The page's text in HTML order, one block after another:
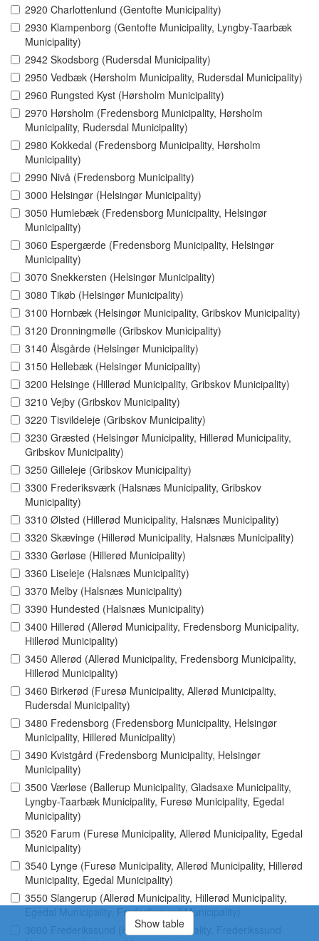
2920 Charlottenlund (Gentofte Municipality)
2930 Klampenborg (Gentofte Municipality, Lyngby-Taarbæk
Municipality)
2942 Skodsborg (Rudersdal Municipality)
2950 Vedbæk (Hørsholm Municipality, Rudersdal Municipality)
2960 Rungsted Kyst (Hørsholm Municipality)
2970 Hørsholm (Fredensborg Municipality, Hørsholm
Municipality, Rudersdal Municipality)
2980 Kokkedal (Fredensborg Municipality, Hørsholm
Municipality)
2990 Nivå (Fredensborg Municipality)
3000 Helsingør (Helsingør Municipality)
3050 Humlebæk (Fredensborg Municipality, Helsingør
Municipality)
3060 Espergærde (Fredensborg Municipality, Helsingør
Municipality)
3070 Snekkersten (Helsingør Municipality)
3080 Tikøb (Helsingør Municipality)
3100 Hornbæk (Helsingør Municipality, Gribskov Municipality)
3120 Dronningmølle (Gribskov Municipality)
3140 Ålsgårde (Helsingør Municipality)
3150 Hellebæk (Helsingør Municipality)
3200 Helsinge (Hillerød Municipality, Gribskov Municipality)
3210 Vejby (Gribskov Municipality)
3220 Tisvildeleje (Gribskov Municipality)
3230 Græsted (Helsingør Municipality, Hillerød Municipality,
Gribskov Municipality)
3250 Gilleleje (Gribskov Municipality)
3300 Frederiksværk (Halsnæs Municipality, Gribskov
Municipality)
3310 Ølsted (Hillerød Municipality, Halsnæs Municipality)
3320 Skævinge (Hillerød Municipality, Halsnæs Municipality)
3330 Gørløse (Hillerød Municipality)
3360 Liseleje (Halsnæs Municipality)
3370 Melby (Halsnæs Municipality)
3390 Hundested (Halsnæs Municipality)
3400 Hillerød (Allerød Municipality, Fredensborg Municipality,
Hillerød Municipality)
3450 Allerød (Allerød Municipality, Fredensborg Municipality,
Hillerød Municipality)
3460 Birkerød (Furesø Municipality, Allerød Municipality,
Rudersdal Municipality)
3480 Fredensborg (Fredensborg Municipality, Helsingør
Municipality, Hillerød Municipality)
3490 Kvistgård (Fredensborg Municipality, Helsingør
Municipality)
3500 Værløse (Ballerup Municipality, Gladsaxe Municipality,
Lyngby-Taarbæk Municipality, Furesø Municipality, Egedal
Municipality)
3520 Farum (Furesø Municipality, Allerød Municipality, Egedal
Municipality)
3540 Lynge (Furesø Municipality, Allerød Municipality, Hillerød
Municipality, Egedal Municipality)
3550 Slangerup (Allerød Municipality, Hillerød Municipality,
Egedal Municipality, Frederikssund Municipality)
3600 Frederikssund (Hillerød Municipality, Frederikssund
Show table